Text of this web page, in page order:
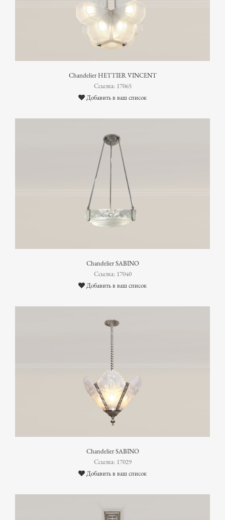
Chandelier HETTIER VINCENT
Ссылка: 17065
Добавить в ваш список
Chandelier SABINO
Ссылка: 17040
Добавить в ваш список
Chandelier SABINO
Ссылка: 17029
Добавить в ваш список